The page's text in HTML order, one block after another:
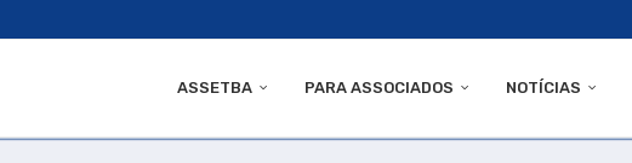
ASSETBA PARA ASSOCIADOS NOTÍCIAS